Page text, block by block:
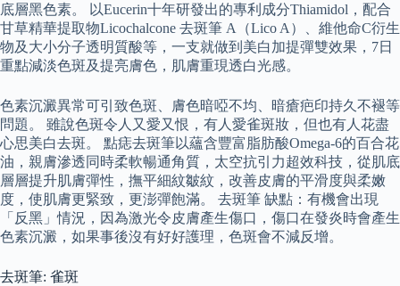
底層黑色素。 以Eucerin十年研發出的專利成分Thiamidol，配合
甘草精華提取物Licochalcone 去斑筆 A（Lico A）、維他命C衍生
物及大小分子透明質酸等，一支就做到美白加提彈雙效果，7日
重點減淡色斑及提亮膚色，肌膚重現透白光感。
色素沉澱異常可引致色斑、膚色暗啞不均、暗瘡疤印持久不褪等
問題。 雖說色斑令人又愛又恨，有人愛雀斑妝，但也有人花盡
心思美白去斑。 點痣去斑筆以蘊含豐富脂肪酸Omega-6的百合花
油，親膚滲透同時柔軟暢通角質，太空抗引力超效科技，從肌底
層層提升肌膚彈性，撫平細紋皺紋，改善皮膚的平滑度與柔嫩
度，使肌膚更緊致，更澎彈飽滿。 去斑筆 缺點：有機會出現
「反黑」情況，因為激光令皮膚產生傷口，傷口在發炎時會產生
色素沉澱，如果事後沒有好好護理，色斑會不減反增。
去斑筆: 雀斑